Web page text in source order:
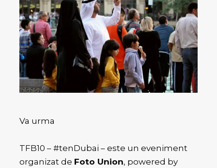
Va urma
TFB10 – #tenDubai – este un eveniment
organizat de Foto Union, powered by